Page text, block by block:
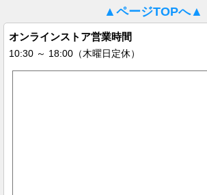
▲ページTOPへ▲
オンラインストア営業時間
10:30 ～ 18:00（木曜日定休）